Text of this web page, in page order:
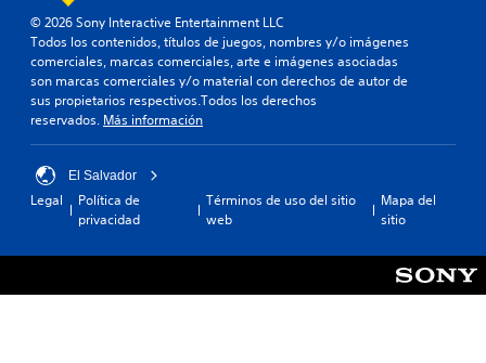
© 2026 Sony Interactive Entertainment LLC
Todos los contenidos, títulos de juegos, nombres y/o imágenes
comerciales, marcas comerciales, arte e imágenes asociadas
son marcas comerciales y/o material con derechos de autor de
sus propietarios respectivos.Todos los derechos
reservados. Más información
El Salvador
Legal
Política de
privacidad
Términos de uso del sitio
web
Mapa del
sitio